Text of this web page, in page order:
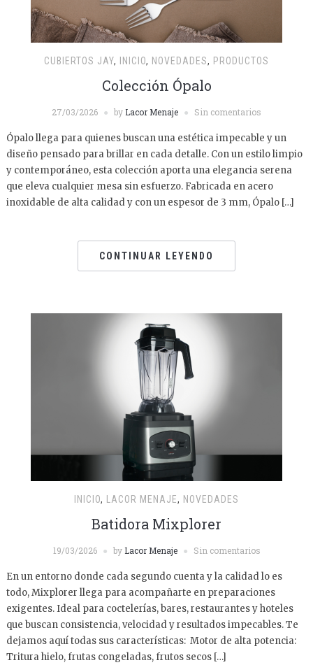
CUBIERTOS JAY, INICIO, NOVEDADES, PRODUCTOS
Colección Ópalo
27/03/2026 by Lacor Menaje Sin comentarios
Ópalo llega para quienes buscan una estética impecable y un
diseño pensado para brillar en cada detalle. Con un estilo limpio
y contemporáneo, esta colección aporta una elegancia serena
que eleva cualquier mesa sin esfuerzo. Fabricada en acero
inoxidable de alta calidad y con un espesor de 3 mm, Ópalo […]
CONTINUAR LEYENDO
INICIO, LACOR MENAJE, NOVEDADES
Batidora Mixplorer
19/03/2026 by Lacor Menaje Sin comentarios
En un entorno donde cada segundo cuenta y la calidad lo es
todo, Mixplorer llega para acompañarte en preparaciones
exigentes. Ideal para coctelerías, bares, restaurantes y hoteles
que buscan consistencia, velocidad y resultados impecables. Te
dejamos aquí todas sus características: Motor de alta potencia:
Tritura hielo, frutas congeladas, frutos secos […]